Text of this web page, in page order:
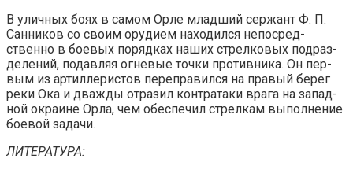
В уличных боях в самом Орле младший сержант Ф. П.
Санников со своим орудием находился непосред­
ственно в боевых порядках наших стрелковых подраз­
делений, подавляя огневые точки противника. Он пер­
вым из артиллеристов переправился на правый берег
реки Ока и дважды отразил контратаки врага на запад­
ной окраине Орла, чем обеспечил стрелкам выполнение
боевой задачи.
ЛИТЕРАТУРА: